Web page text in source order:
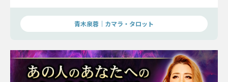
青木泉蓉｜カマラ・タロット